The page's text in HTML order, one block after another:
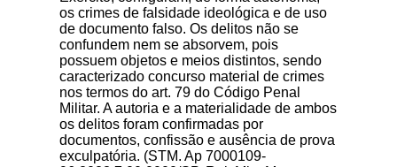
os crimes de falsidade ideológica e de uso
de documento falso. Os delitos não se
confundem nem se absorvem, pois
possuem objetos e meios distintos, sendo
caracterizado concurso material de crimes
nos termos do art. 79 do Código Penal
Militar. A autoria e a materialidade de ambos
os delitos foram confirmadas por
documentos, confissão e ausência de prova
exculpatória. (STM. Ap 7000109-